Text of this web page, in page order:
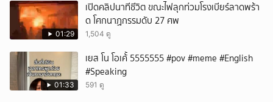
01:29
เปิดคลิปนาทีชีวิต ขณะไฟลุกท่วมโรงเบียร์ลาดพร้า
ด โศกนาฏกรรมดับ 27 ศพ
1,504 ดู
01:33
เยส โน โอเค้้้้ 5555555 #pov #meme #English
#Speaking
591 ดู